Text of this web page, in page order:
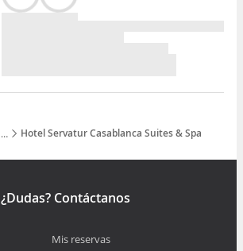
…
Mostrar todos los niveles
Hotel Servatur Casablanca Suites & Spa
¿Dudas? Contáctanos
Mis reservas